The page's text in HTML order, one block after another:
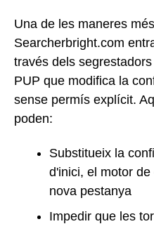
Una de les maneres
Searcherbright.com
través dels
PUP que modifica la
sense permís explícit.
poden:
Substitueix la
d'inici, el motor
nova pestanya
Impedir que les